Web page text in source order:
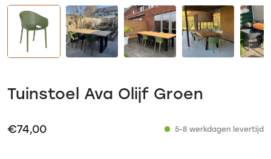
Tuinstoel Ava Olijf Groen
€74,00 5-8 werkdagen levertijd